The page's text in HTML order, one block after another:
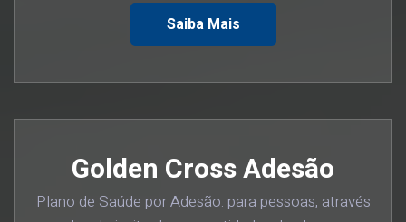
Saiba Mais
Golden Cross Adesão
Plano de Saúde por Adesão: para pessoas, através